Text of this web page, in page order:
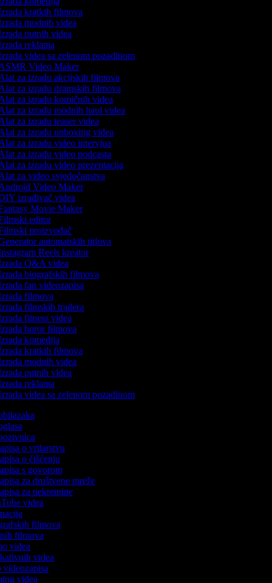
kratkih filmova
modnih videa
putnih videa
reklama
videa sa zelenom pozadinom
Video Maker
za izradu akcijskih filmova
za izradu dramskih filmova
za izradu komičnih videa
za izradu modnih haul videa
za izradu teaser videa
za izradu unboxing videa
za izradu video intervjua
za izradu video podcasta
za izradu video prezentacija
za video svjedočanstva
Video Maker
izrađivač videa
Movie Maker
editor
proizvođač
automatskih titlova
Reels kreator
Q&A videa
biografskih filmova
fan videozapisa
filmova
filmskih trailera
fitness videa
horor filmova
komedija
kratkih filmova
modnih videa
putnih videa
reklama
videa sa zelenom pozadinom
o vrtlarstvu
o čišćenju
s govorom
za društvene mreže
za nekretnine
videa
filmova
filmova
videa
videa
videozapisa
videa